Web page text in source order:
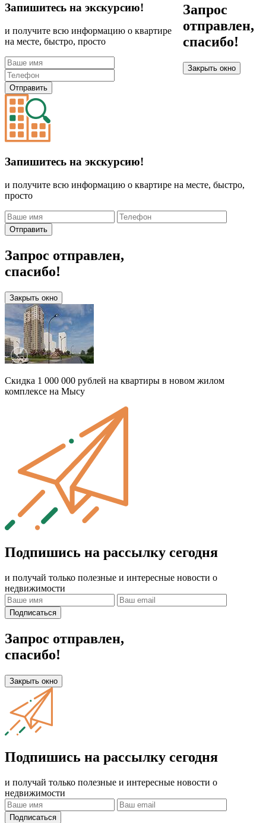
Запишитесь на экскурсию!
и получите всю информацию о квартире
на месте, быстро, просто
Отправить
Запрос
отправлен,
спасибо!
Закрыть окно
Запишитесь на экскурсию!
и получите всю информацию о квартире на месте, быстро,
просто
Отправить
Запрос отправлен,
спасибо!
Закрыть окно
Скидка 1 000 000 рублей на квартиры в новом жилом
комплексе на Мысу
Подпишись на рассылку сегодня
и получай только полезные и интересные новости о
недвижимости
Подписаться
Запрос отправлен,
спасибо!
Закрыть окно
Подпишись на рассылку сегодня
и получай только полезные и интересные новости о
недвижимости
Подписаться